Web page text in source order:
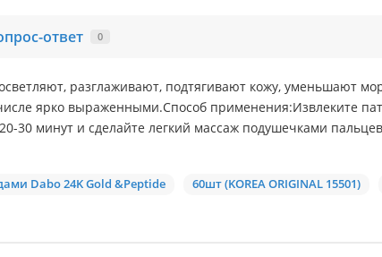
ответ 0
разглаживают, подтягивают кожу, уменьшают
ярко выраженными.Способ применения:Извлеките
30 минут и сделайте легкий массаж подушечками пальцев
Dabo 24K Gold &Peptide 60шт (KOREA ORIGINAL 15501)